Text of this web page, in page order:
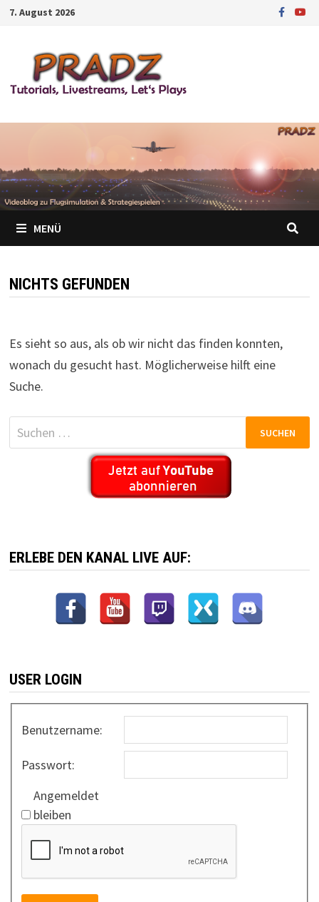
Zum7. August 2026
MENÜ
NICHTS GEFUNDEN
Es sieht so aus, als ob wir nicht das finden konnten,
wonach du gesucht hast. Möglicherweise hilft eine
Suche.
Suchen
nach:
ERLEBE DEN KANAL LIVE AUF:
USER LOGIN
Benutzername:
Passwort:
Angemeldet
bleiben